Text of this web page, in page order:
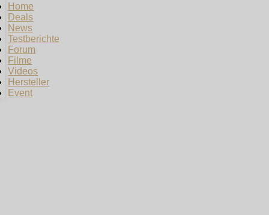
Home
Deals
News
Testberichte
Forum
Filme
Videos
Hersteller
Event